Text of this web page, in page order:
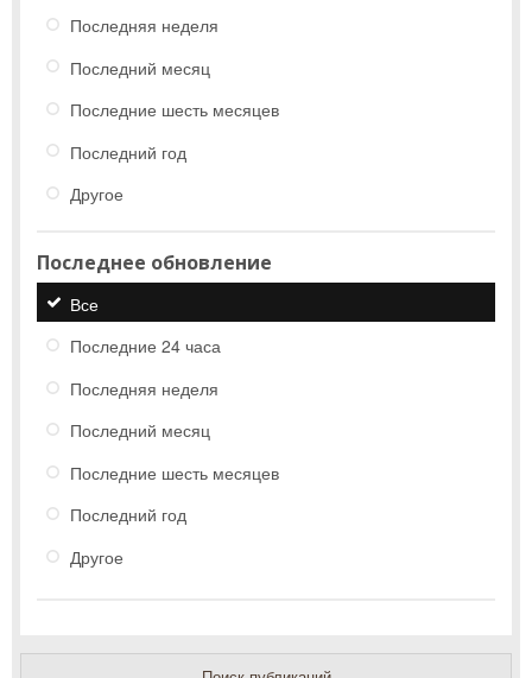
Последняя неделя
Последний месяц
Последние шесть месяцев
Последний год
Другое
Последнее обновление
Все
Последние 24 часа
Последняя неделя
Последний месяц
Последние шесть месяцев
Последний год
Другое